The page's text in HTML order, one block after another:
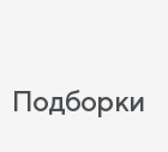
Подборки